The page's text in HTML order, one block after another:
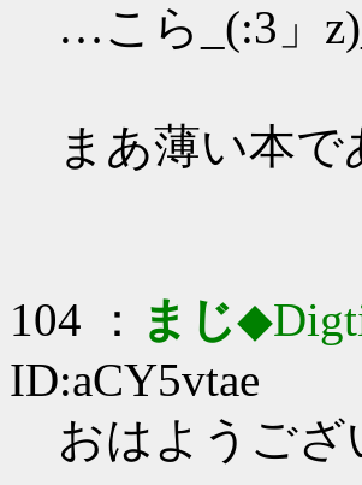
…こら_(:3」z)_
まあ薄い本で
104 ： まじ
ID:aCY5vtae
おはようござ